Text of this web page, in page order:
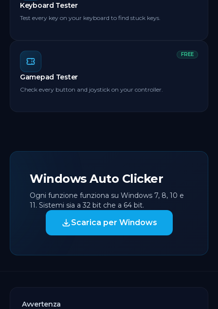
Keyboard Tester
Test every key on your keyboard to find stuck keys.
FREE
Gamepad Tester
Check every button and joystick on your controller.
Windows Auto Clicker
Ogni funzione funziona su Windows 7, 8, 10 e
11. Sistemi sia a 32 bit che a 64 bit.
Scarica per Windows
Avvertenza